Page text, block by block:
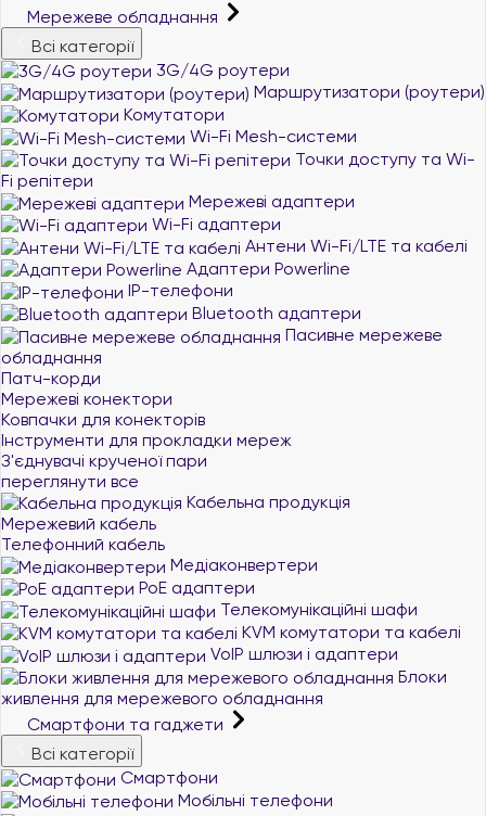
Мережеве обладнання
Всі категорії
3G/4G роутери
Маршрутизатори (роутери)
Комутатори
Wi-Fi Mesh-системи
Точки доступу та Wi-
Fi репітери
Мережеві адаптери
Wi-Fi адаптери
Антени Wi-Fi/LTE та кабелі
Адаптери Powerline
IP-телефони
Bluetooth адаптери
Пасивне мережеве
обладнання
Патч-корди
Мережеві конектори
Ковпачки для конекторів
Інструменти для прокладки мереж
З'єднувачі крученої пари
переглянути все
Кабельна продукція
Мережевий кабель
Телефонний кабель
Медіаконвертери
PoE адаптери
Телекомунікаційні шафи
KVM комутатори та кабелі
VoIP шлюзи і адаптери
Блоки
живлення для мережевого обладнання
Смартфони та гаджети
Всі категорії
Смартфони
Мобільні телефони